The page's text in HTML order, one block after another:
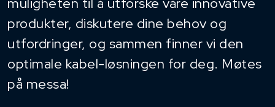
muligheten til å utforske våre innovative
produkter, diskutere dine behov og
utfordringer, og sammen finner vi den
optimale kabel-løsningen for deg. Møtes
på messa!